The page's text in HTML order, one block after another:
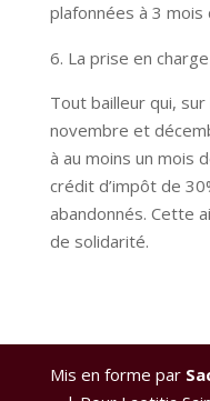
plafonnées à 3 mois
La prise en
Tout bailleur qui,
novembre et
à au moins un mois
crédit d’impôt de
abandonnés. Cette
de solidarité.
Mis en forme par